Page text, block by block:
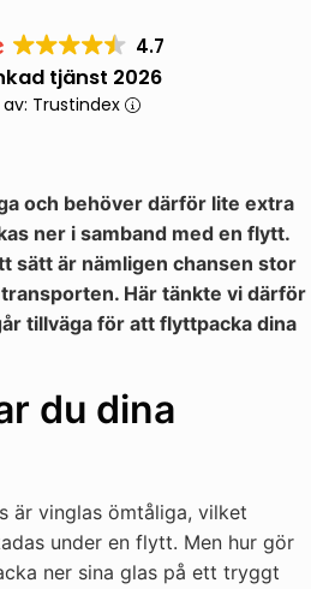
4.7
tjänst 2026
Trustindex
och behöver därför lite extra
ner i samband med en flytt.
sätt är nämligen chansen stor
Här tänkte vi därför
tillväga för att flyttpacka dina
du dina
är vinglas ömtåliga, vilket
under en flytt. Men hur gör
ner sina glas på ett tryggt